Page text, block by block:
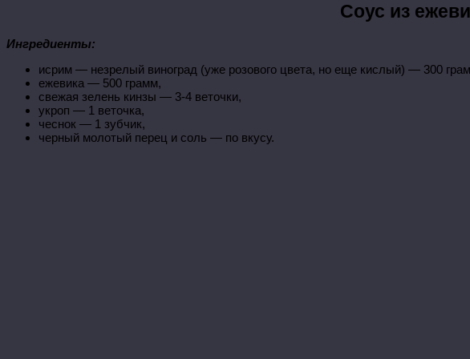
Соус из
Ингредиенты:
исрим — незрелый виноград (уже розового цвета, но еще кислый) — 300
ежевика — 500 грамм,
свежая зелень кинзы — 3-4 веточки,
укроп — 1 веточка,
чеснок — 1 зубчик,
черный молотый перец и соль — по вкусу.